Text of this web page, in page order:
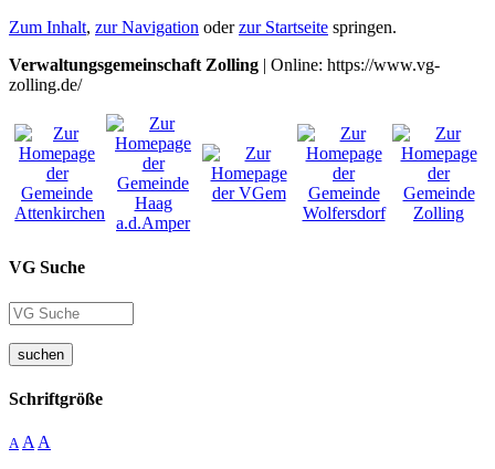
Zum Inhalt, zur Navigation oderzur Startseite springen.
Verwaltungsgemeinschaft Zolling | Online: https://www.vg-
zolling.de/
VG Suche
suchen
Schriftgröße
A A A